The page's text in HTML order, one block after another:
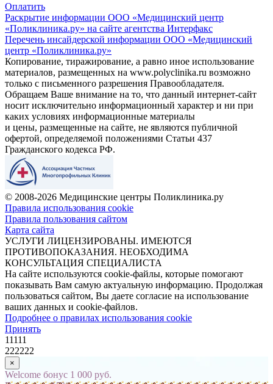
Оплатить
Раскрытие информации ООО «Медицинский центр
«Поликлиника.ру» на сайте агентства Интерфакс
Перечень инсайдерской информации ООО «Медицинский
центр «Поликлиника.ру»
Копирование, тиражирование, а равно иное использование
материалов, размещенных на www.polyclinika.ru возможно
только с письменного разрешения Правообладателя.
Обращаем Ваше внимание на то, что данный интернет-сайт
носит исключительно информационный характер и ни при
каких условиях информационные материалы
и цены, размещенные на сайте, не являются публичной
офертой, определяемой положениями Статьи 437
Гражданского кодекса РФ.
© 2008-2026 Медицинские центры Поликлиника.ру
Правила использования cookie
Правила пользования сайтом
Карта сайта
УСЛУГИ ЛИЦЕНЗИРОВАНЫ. ИМЕЮТСЯ
ПРОТИВОПОКАЗАНИЯ. НЕОБХОДИМА
КОНСУЛЬТАЦИЯ СПЕЦИАЛИСТА
На сайте используются cookie-файлы, которые помогают
показывать Вам самую актуальную информацию. Продолжая
пользоваться сайтом, Вы даете согласие на использование
ваших данных и cookie-файлов.
Подробнее о правилах использования cookie
Принять
11111
222222
×
Welcome бонус 1 000 руб.